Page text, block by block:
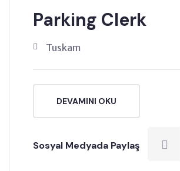
Parking Clerk
Tuskam
DEVAMINI OKU
Sosyal Medyada Paylaş